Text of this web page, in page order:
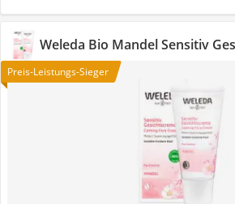
Weleda Bio Mandel Sensitiv
Preis-Leistungs-Sieger